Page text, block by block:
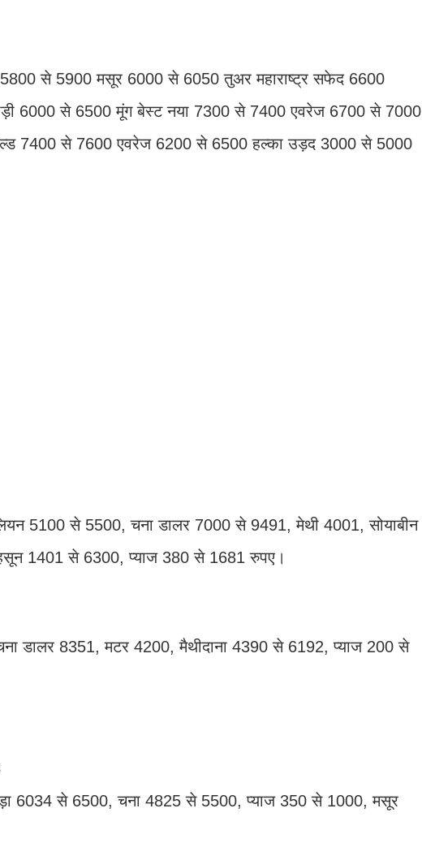
से 5900 मसूर 6000 से 6050 तुअर महाराष्ट्र सफेद 6600
6000 से 6500 मूंग बेस्ट नया 7300 से 7400 एवरेज 6700 से 7000
7400 से 7600 एवरेज 6200 से 6500 हल्का उड़द 3000 से 5000
5100 से 5500, चना डालर 7000 से 9491, मेथी 4001, सोयाबीन
1401 से 6300, प्याज 380 से 1681 रुपए।
डालर 8351, मटर 4200, मैथीदाना 4390 से 6192, प्याज 200 से
6034 से 6500, चना 4825 से 5500, प्याज 350 से 1000, मसूर